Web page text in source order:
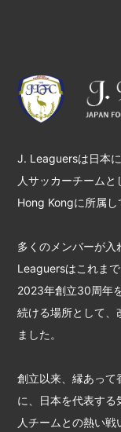
J. Leaguersは日本
人サッカーチーム
Hong Kongに所属し
多くのメンバーが
Leaguersはこれま
2023年創立30周年
続ける場所として、
ました。
創立以来、縁あって
に、日本を代表する
人チームとの熱い